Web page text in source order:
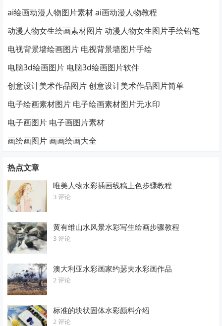
ai绘画动漫人物图片素材 ai画动漫人物教程
动漫人物女生绘画素材图片 动漫人物女生图片手绘铅笔
电视背景墙绘画图片 电视背景墙图片手绘
电脑3d绘画图片 电脑3d绘画图片软件
创意设计美术作品图片 创意设计美术作品图片简单
电子绘画素材图片 电子绘画素材图片无水印
电子画图片 电子画图片素材
画绘画图片 画画绘画大全
热点文章
唯美人物水彩插画线稿上色步骤教程
3 评论
黄有维山水风景水彩写生绘画步骤教程
3 评论
澳大利亚水彩画家约瑟夫水彩画作品
2 评论
标准的块状固体水彩颜料介绍
2 评论